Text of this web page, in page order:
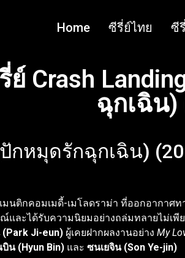
Home ซีรี่ย์ไทย ซี
ย์ Crash
ฉุกเฉิน)
กหมุดรักฉุกเฉิน)
นติกคอมเมดี้-เมโลดราม่า ที่ออกอากาศท
และได้รับความนิยมอย่างถล่มทลายไม่เพี
Ji-eun) ผู้เคยฝากผลงานอย่าง My
น (Hyun Bin) และ ซนเยจิน (Son Ye-jin)